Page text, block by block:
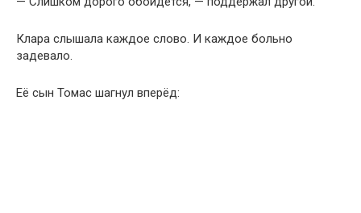
Клара слышала каждое слово. И каждое больно
задевало.
Её сын Томас шагнул вперёд: